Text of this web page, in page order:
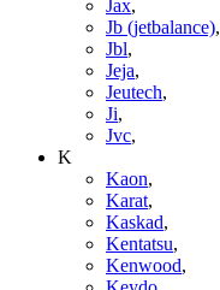
Jax,
Jb (jetbalance),
Jbl,
Jeja,
Jeutech,
Ji,
Jvc,
K
Kaon,
Karat,
Kaskad,
Kentatsu,
Kenwood,